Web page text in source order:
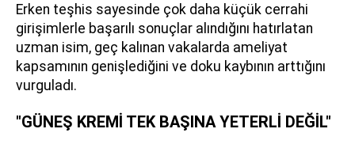
Erken teşhis sayesinde çok daha küçük cerrahi
girişimlerle başarılı sonuçlar alındığını hatırlatan
uzman isim, geç kalınan vakalarda ameliyat
kapsamının genişlediğini ve doku kaybının arttığını
vurguladı.
"GÜNEŞ KREMİ TEK BAŞINA YETERLİ DEĞİL"